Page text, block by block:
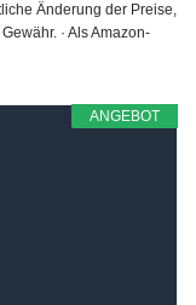
Änderung der Preise,
· Als Amazon-
ANGEBOT